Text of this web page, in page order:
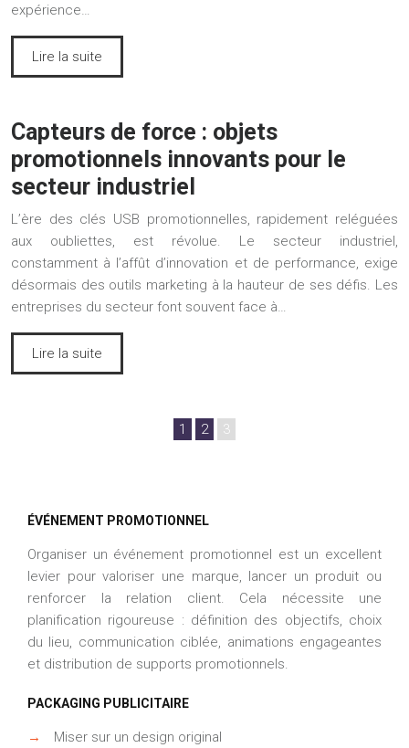
expérience…
Lire la suite
Capteurs de force : objets
promotionnels innovants pour le
secteur industriel
L’ère des clés USB promotionnelles, rapidement reléguées
aux oubliettes, est révolue. Le secteur industriel,
constamment à l’affût d’innovation et de performance, exige
désormais des outils marketing à la hauteur de ses défis. Les
entreprises du secteur font souvent face à…
Lire la suite
1 2 3
ÉVÉNEMENT PROMOTIONNEL
Organiser un événement promotionnel est un excellent
levier pour valoriser une marque, lancer un produit ou
renforcer la relation client. Cela nécessite une
planification rigoureuse : définition des objectifs, choix
du lieu, communication ciblée, animations engageantes
et distribution de supports promotionnels.
PACKAGING PUBLICITAIRE
→ Miser sur un design original